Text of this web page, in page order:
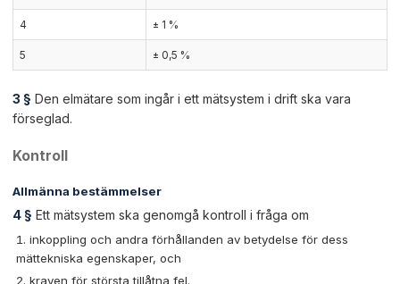
4 ± 1 %
5 ± 0,5 %
3 § Den elmätare som ingår i ett mätsystem i drift ska vara
förseglad.
Kontroll
Allmänna bestämmelser
4 § Ett mätsystem ska genomgå kontroll i fråga om
inkoppling och andra förhållanden av betydelse för dess
mättekniska egenskaper, och
kraven för största tillåtna fel.